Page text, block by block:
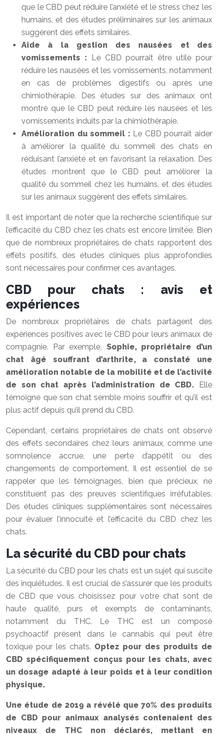
que le CBD peut réduire l’anxiété et le stress chez les
humains, et des études préliminaires sur les animaux
suggèrent des effets similaires.
Aide à la gestion des nausées et des
vomissements :
Le CBD pourrait être utile pour
réduire les nausées et les vomissements, notamment
en cas de problèmes digestifs ou après une
chimiothérapie. Des études sur des animaux ont
montré que le CBD peut réduire les nausées et les
vomissements induits par la chimiothérapie.
Amélioration du sommeil : Le CBD pourrait aider
à améliorer la qualité du sommeil des chats en
réduisant l’anxiété et en favorisant la relaxation. Des
études montrent que le CBD peut améliorer la
qualité du sommeil chez les humains, et des études
sur les animaux suggèrent des effets similaires.
Il est important de noter que la recherche scientifique sur
l’efficacité du CBD chez les chats est encore limitée. Bien
que de nombreux propriétaires de chats rapportent des
effets positifs, des études cliniques plus approfondies
sont nécessaires pour confirmer ces avantages.
CBD pour chats : avis et
expériences
De nombreux propriétaires de chats partagent des
expériences positives avec le CBD pour leurs animaux de
compagnie. Par exemple, Sophie, propriétaire d’un
chat âgé souffrant d’arthrite, a constaté une
amélioration notable de la mobilité et de l’activité
de son chat après l’administration de CBD.
Elle
témoigne que son chat semble moins souffrir et qu’il est
plus actif depuis qu’il prend du CBD.
Cependant, certains propriétaires de chats ont observé
des effets secondaires chez leurs animaux, comme une
somnolence accrue, une perte d’appétit ou des
changements de comportement. Il est essentiel de se
rappeler que les témoignages, bien que précieux, ne
constituent pas des preuves scientifiques irréfutables.
Des études cliniques supplémentaires sont nécessaires
pour évaluer l’innocuité et l’efficacité du CBD chez les
chats.
La sécurité du CBD pour chats
La sécurité du CBD pour les chats est un sujet qui suscite
des inquiétudes. Il est crucial de s’assurer que les produits
de CBD que vous choisissez pour votre chat sont de
haute qualité, purs et exempts de contaminants,
notamment du THC. Le THC est un composé
psychoactif présent dans le cannabis qui peut être
toxique pour les chats. Optez pour des produits de
CBD spécifiquement conçus pour les chats, avec
un dosage adapté à leur poids et à leur condition
physique.
Une étude de 2019 a révélé que 70% des produits
de CBD pour animaux analysés contenaient des
niveaux de THC non déclarés, mettant en